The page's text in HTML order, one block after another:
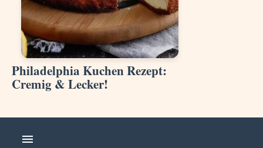
Philadelphia Kuchen Rezept:
Cremig & Lecker!